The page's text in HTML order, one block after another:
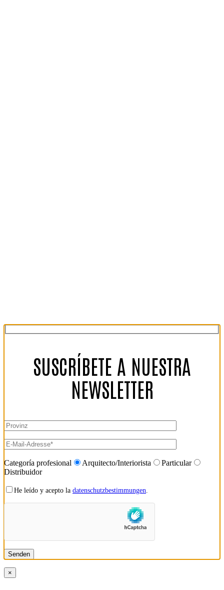
SUSCRÍBETE A NUESTRA
NEWSLETTER
Categoría profesional Arquitecto/Interiorista
Particular
Distribuidor
He leído y acepto la datenschutzbestimmungen.
×